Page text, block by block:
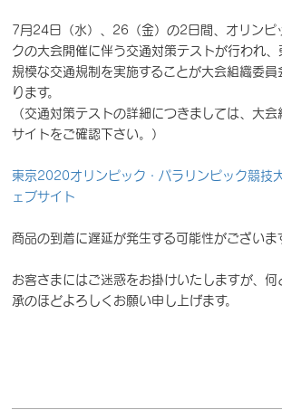
7月24日（水）、26（金）の2日間、オリンピ
クの大会開催に伴う交通対策テストが行われ
規模な交通規制を実施することが大会組織委
ります。
（交通対策テストの詳細につきましては、大
サイトをご確認下さい。）
東京2020オリンピック・パラリンピック競
ェブサイト
商品の到着に遅延が発生する可能性がございま
お客さまにはご迷惑をお掛けいたしますが、何
承のほどよろしくお願い申し上げます。